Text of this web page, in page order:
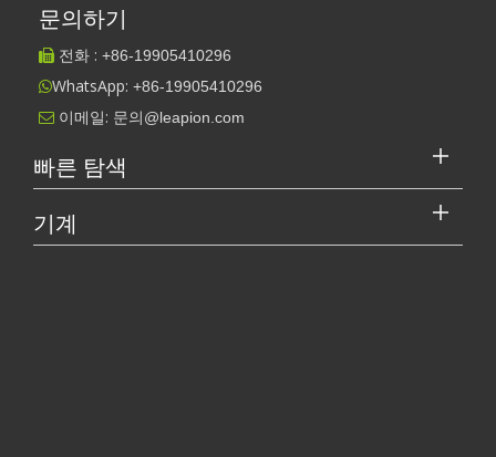
레이저 커터의 가격은 얼마입니까? 최고를 선택하는 방법은 무엇입니까?
작업 파트너를 선택하는 방법: 레이저 절단기
다. 높은 정밀도와 낮은 폐기물로 다양한 재료를 절단할 수 있
문의하기
 전화 : +86-19905410296
WhatsApp: +86-19905410296
 이메일: 문의@leapion.com
빠른 탐색
기계